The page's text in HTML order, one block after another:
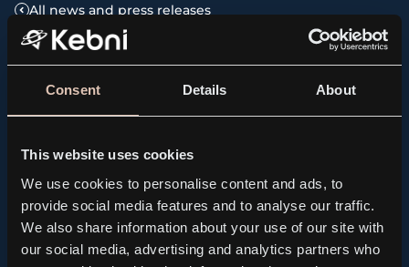
Consent Details About
This website uses cookies
We use cookies to personalise content and ads, to
provide social media features and to analyse our traffic.
We also share information about your use of our site with
our social media, advertising and analytics partners who
All news and press releases
Related news